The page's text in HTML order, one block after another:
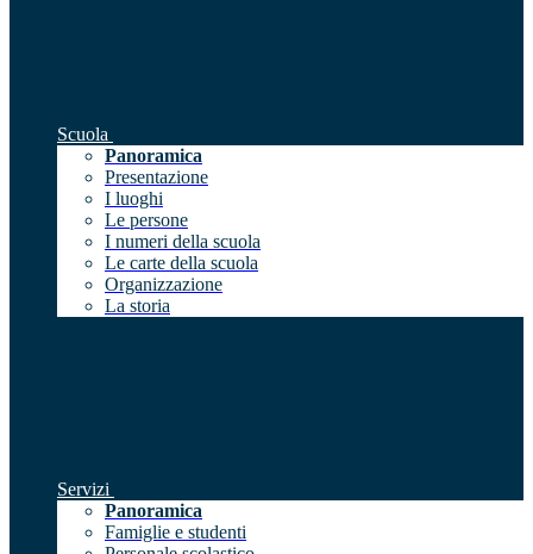
Scuola
Panoramica
Presentazione
I luoghi
Le persone
I numeri della scuola
Le carte della scuola
Organizzazione
La storia
Servizi
Panoramica
Famiglie e studenti